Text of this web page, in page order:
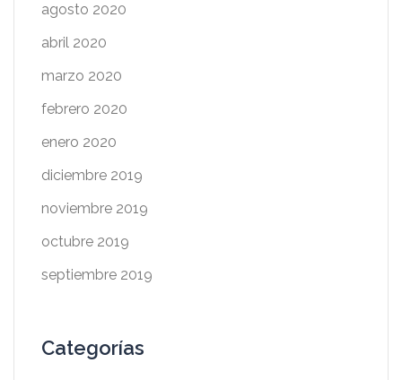
agosto 2020
abril 2020
marzo 2020
febrero 2020
enero 2020
diciembre 2019
noviembre 2019
octubre 2019
septiembre 2019
Categorías